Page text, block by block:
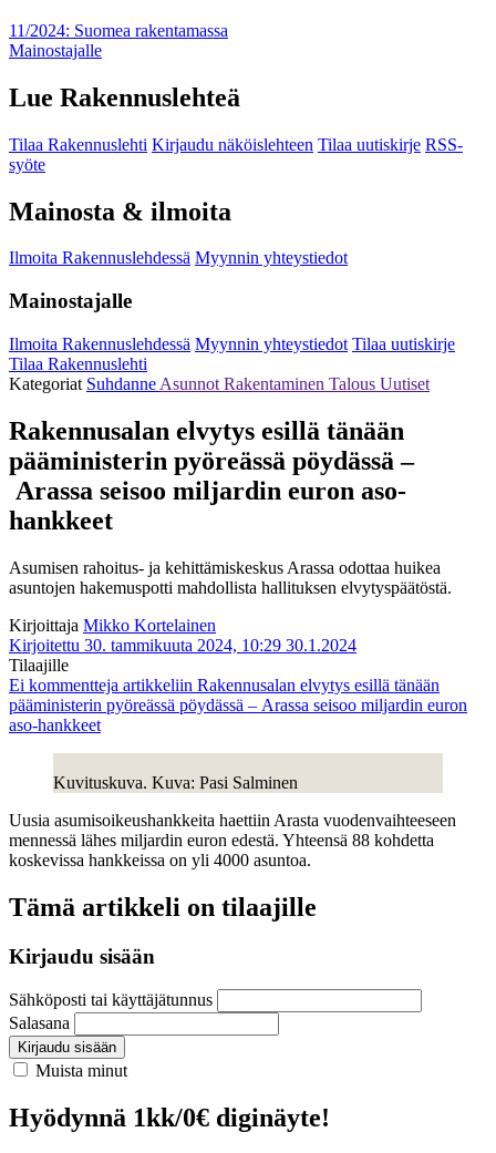
11/2024: Suomea rakentamassa
Mainostajalle
Lue Rakennuslehteä
Tilaa Rakennuslehti Kirjaudu näköislehteen Tilaa uutiskirje RSS-
syöte
Mainosta & ilmoita
Ilmoita Rakennuslehdessä Myynnin yhteystiedot
Mainostajalle
Ilmoita Rakennuslehdessä Myynnin yhteystiedot Tilaa uutiskirje
Tilaa Rakennuslehti
Kategoriat Suhdanne Asunnot Rakentaminen Talous Uutiset
Rakennusalan elvytys esillä tänään
pääministerin pyöreässä pöydässä –
Arassa seisoo miljardin euron aso-
hankkeet
Asumisen rahoitus- ja kehittämiskeskus Arassa odottaa huikea
asuntojen hakemuspotti mahdollista hallituksen elvytyspäätöstä.
Kirjoittaja Mikko Kortelainen
Kirjoitettu 30. tammikuuta 2024, 10:29 30.1.2024
Tilaajille
Ei kommentteja artikkeliin Rakennusalan elvytys esillä tänään
pääministerin pyöreässä pöydässä – Arassa seisoo miljardin euron
aso-hankkeet
Kuvituskuva. Kuva: Pasi Salminen
Uusia asumisoikeushankkeita haettiin Arasta vuodenvaihteeseen
mennessä lähes miljardin euron edestä. Yhteensä 88 kohdetta
koskevissa hankkeissa on yli 4000 asuntoa.
Tämä artikkeli on tilaajille
Kirjaudu sisään
Sähköposti tai käyttäjätunnus
Salasana
Kirjaudu sisään
Muista minut
Hyödynnä 1kk/0€ diginäyte!